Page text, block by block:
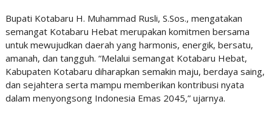
‎Bupati Kotabaru H. Muhammad Rusli, S.Sos., mengatakan
semangat Kotabaru Hebat merupakan komitmen bersama
untuk mewujudkan daerah yang harmonis, energik, bersatu,
amanah, dan tangguh. “Melalui semangat Kotabaru Hebat,
Kabupaten Kotabaru diharapkan semakin maju, berdaya saing,
dan sejahtera serta mampu memberikan kontribusi nyata
dalam menyongsong Indonesia Emas 2045,” ujarnya.